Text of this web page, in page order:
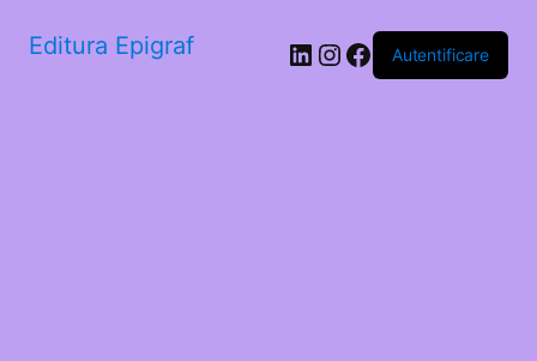
Editura Epigraf LinkedIn
Instagram
Facebook
Autentificare